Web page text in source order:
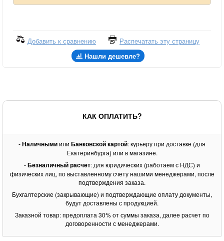
Добавить к сравнению
Распечатать эту страницу
Нашли дешевле?
КАК ОПЛАТИТЬ?
-Наличнымиили Банковской картой: курьеру при доставке (для
Екатеринбурга) или в магазине.
-Безналичный расчет: для юридических (работаем с НДС) и
физических лиц, по выставленному счету нашими менеджерами, после
подтверждения заказа.
Бухгалтерские (закрывающие) и подтверждающие оплату документы,
будут доставлены с продукцией.
Заказной товар: предоплата 30% от суммы заказа, далее расчет по
договоренности с менеджерами.